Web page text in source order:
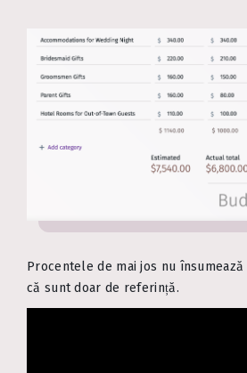
Procentele de mai jos nu
că sunt doar de referință.